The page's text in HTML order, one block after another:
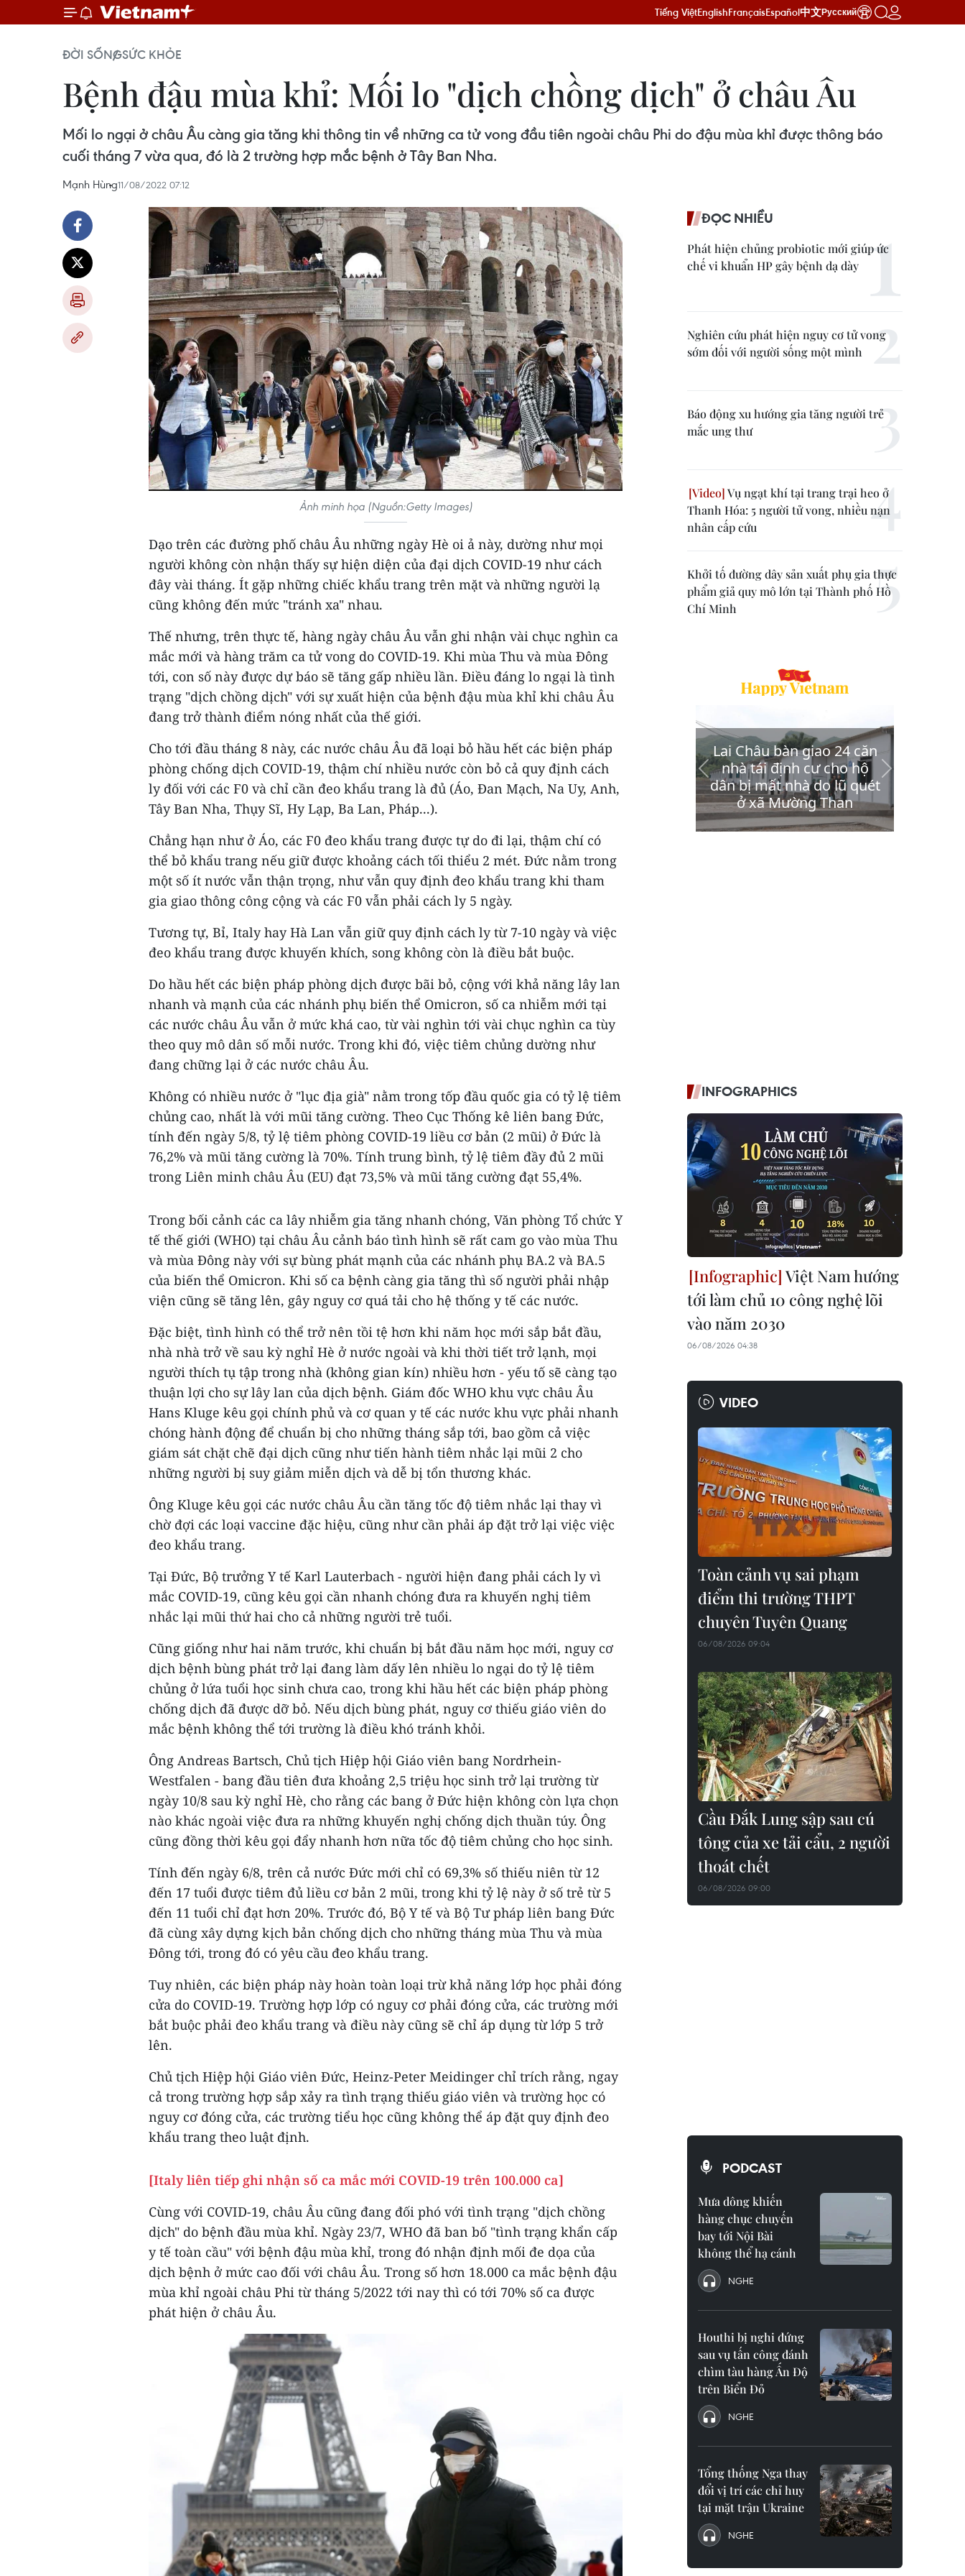
Tiếng ViệtEnglishFrançaisEspañol中文Русский
ĐỜI SỐNGSỨC KHỎE
Bệnh đậu mùa khỉ: Mối lo "dịch chồng dịch" ở châu Âu
Mối lo ngại ở châu Âu càng gia tăng khi thông tin về những ca tử vong đầu tiên ngoài châu Phi do đậu mùa khỉ được thông báo
cuối tháng 7 vừa qua, đó là 2 trường hợp mắc bệnh ở Tây Ban Nha.
Mạnh Hùng11/08/2022 07:12
Ảnh minh họa (Nguồn:Getty Images)
Dạo trên các đường phố châu Âu những ngày Hè oi ả này, dường như mọi
người không còn nhận thấy sự hiện diện của đại dịch COVID-19 như cách
đây vài tháng. Ít gặp những chiếc khẩu trang trên mặt và những người lạ
cũng không đến mức "tránh xa" nhau.
Thế nhưng, trên thực tế, hàng ngày châu Âu vẫn ghi nhận vài chục nghìn ca
mắc mới và hàng trăm ca tử vong do COVID-19. Khi mùa Thu và mùa Đông
tới, con số này được dự báo sẽ tăng gấp nhiều lần. Điều đáng lo ngại là tình
trạng "dịch chồng dịch" với sự xuất hiện của bệnh đậu mùa khỉ khi châu Âu
đang trở thành điểm nóng nhất của thế giới.
Cho tới đầu tháng 8 này, các nước châu Âu đã loại bỏ hầu hết các biện pháp
phòng chống dịch COVID-19, thậm chí nhiều nước còn bỏ cả quy định cách
ly đối với các F0 và chỉ cần đeo khẩu trang là đủ (Áo, Đan Mạch, Na Uy, Anh,
Tây Ban Nha, Thụy Sĩ, Hy Lạp, Ba Lan, Pháp...).
Chẳng hạn như ở Áo, các F0 đeo khẩu trang được tự do đi lại, thậm chí có
thể bỏ khẩu trang nếu giữ được khoảng cách tối thiểu 2 mét. Đức nằm trong
một số ít nước vẫn thận trọng, như vẫn quy định đeo khẩu trang khi tham
gia giao thông công cộng và các F0 vẫn phải cách ly 5 ngày.
Tương tự, Bỉ, Italy hay Hà Lan vẫn giữ quy định cách ly từ 7-10 ngày và việc
đeo khẩu trang được khuyến khích, song không còn là điều bắt buộc.
Do hầu hết các biện pháp phòng dịch được bãi bỏ, cộng với khả năng lây lan
nhanh và mạnh của các nhánh phụ biến thể Omicron, số ca nhiễm mới tại
các nước châu Âu vẫn ở mức khá cao, từ vài nghìn tới vài chục nghìn ca tùy
theo quy mô dân số mỗi nước. Trong khi đó, việc tiêm chủng dường như
đang chững lại ở các nước châu Âu.
Không có nhiều nước ở "lục địa già" nằm trong tốp đầu quốc gia có tỷ lệ tiêm
chủng cao, nhất là với mũi tăng cường. Theo Cục Thống kê liên bang Đức,
tính đến ngày 5/8, tỷ lệ tiêm phòng COVID-19 liều cơ bản (2 mũi) ở Đức là
76,2% và mũi tăng cường là 70%. Tính trung bình, tỷ lệ tiêm đầy đủ 2 mũi
trong Liên minh châu Âu (EU) đạt 73,5% và mũi tăng cường đạt 55,4%.
Trong bối cảnh các ca lây nhiễm gia tăng nhanh chóng, Văn phòng Tổ chức Y
tế thế giới (WHO) tại châu Âu cảnh báo tình hình sẽ rất cam go vào mùa Thu
và mùa Đông này với sự bùng phát mạnh của các nhánh phụ BA.2 và BA.5
của biến thể Omicron. Khi số ca bệnh càng gia tăng thì số người phải nhập
viện cũng sẽ tăng lên, gây nguy cơ quá tải cho hệ thống y tế các nước.
Đặc biệt, tình hình có thể trở nên tồi tệ hơn khi năm học mới sắp bắt đầu,
nhà nhà trở về sau kỳ nghỉ Hè ở nước ngoài và khi thời tiết trở lạnh, mọi
người thích tụ tập trong nhà (không gian kín) nhiều hơn - yếu tố sẽ càng tạo
thuận lợi cho sự lây lan của dịch bệnh. Giám đốc WHO khu vực châu Âu
Hans Kluge kêu gọi chính phủ và cơ quan y tế các nước khu vực phải nhanh
chóng hành động để chuẩn bị cho những tháng sắp tới, bao gồm cả việc
giám sát chặt chẽ đại dịch cũng như tiến hành tiêm nhắc lại mũi 2 cho
những người bị suy giảm miễn dịch và dễ bị tổn thương khác.
Ông Kluge kêu gọi các nước châu Âu cần tăng tốc độ tiêm nhắc lại thay vì
chờ đợi các loại vaccine đặc hiệu, cũng như cần phải áp đặt trở lại việc việc
đeo khẩu trang.
Tại Đức, Bộ trưởng Y tế Karl Lauterbach - người hiện đang phải cách ly vì
mắc COVID-19, cũng kêu gọi cần nhanh chóng đưa ra khuyến nghị tiêm
nhắc lại mũi thứ hai cho cả những người trẻ tuổi.
Cũng giống như hai năm trước, khi chuẩn bị bắt đầu năm học mới, nguy cơ
dịch bệnh bùng phát trở lại đang làm dấy lên nhiều lo ngại do tỷ lệ tiêm
chủng ở lứa tuổi học sinh chưa cao, trong khi hầu hết các biện pháp phòng
chống dịch đã được dỡ bỏ. Nếu dịch bùng phát, nguy cơ thiếu giáo viên do
mắc bệnh không thể tới trường là điều khó tránh khỏi.
Ông Andreas Bartsch, Chủ tịch Hiệp hội Giáo viên bang Nordrhein-
Westfalen - bang đầu tiên đưa khoảng 2,5 triệu học sinh trở lại trường từ
ngày 10/8 sau kỳ nghỉ Hè, cho rằng các bang ở Đức hiện không còn lựa chọn
nào khác ngoài việc đưa ra những khuyến nghị chống dịch thuần túy. Ông
cũng đồng thời kêu gọi đẩy nhanh hơn nữa tốc độ tiêm chủng cho học sinh.
Tính đến ngày 6/8, trên cả nước Đức mới chỉ có 69,3% số thiếu niên từ 12
đến 17 tuổi được tiêm đủ liều cơ bản 2 mũi, trong khi tỷ lệ này ở số trẻ từ 5
đến 11 tuổi chỉ đạt hơn 20%. Trước đó, Bộ Y tế và Bộ Tư pháp liên bang Đức
đã cùng xây dựng kịch bản chống dịch cho những tháng mùa Thu và mùa
Đông tới, trong đó có yêu cầu đeo khẩu trang.
Tuy nhiên, các biện pháp này hoàn toàn loại trừ khả năng lớp học phải đóng
cửa do COVID-19. Trường hợp lớp có nguy cơ phải đóng cửa, các trường mới
bắt buộc phải đeo khẩu trang và điều này cũng sẽ chỉ áp dụng từ lớp 5 trở
lên.
Chủ tịch Hiệp hội Giáo viên Đức, Heinz-Peter Meidinger chỉ trích rằng, ngay
cả trong trường hợp sắp xảy ra tình trạng thiếu giáo viên và trường học có
nguy cơ đóng cửa, các trường tiểu học cũng không thể áp đặt quy định đeo
khẩu trang theo luật định.
[Italy liên tiếp ghi nhận số ca mắc mới COVID-19 trên 100.000 ca]
Cùng với COVID-19, châu Âu cũng đang đối phó với tình trạng "dịch chồng
dịch" do bệnh đầu mùa khỉ. Ngày 23/7, WHO đã ban bố "tình trạng khẩn cấp
y tế toàn cầu" với bệnh đậu mùa khỉ, trong đó nhận định mối đe dọa của
dịch bệnh ở mức cao đối với châu Âu. Trong số hơn 18.000 ca mắc bệnh đậu
mùa khỉ ngoài châu Phi từ tháng 5/2022 tới nay thì có tới 70% số ca được
phát hiện ở châu Âu.
ĐỌC NHIỀU
Phát hiện chủng probiotic mới giúp ức
chế vi khuẩn HP gây bệnh dạ dày
Nghiên cứu phát hiện nguy cơ tử vong
sớm đối với người sống một mình
Báo động xu hướng gia tăng người trẻ
mắc ung thư
Vụ ngạt khí tại trang trại heo ở
Thanh Hóa: 5 người tử vong, nhiều nạn
nhân cấp cứu
Khởi tố đường dây sản xuất phụ gia thực
phẩm giả quy mô lớn tại Thành phố Hồ
Chí Minh
INFOGRAPHICS
Việt Nam hướng
tới làm chủ 10 công nghệ lõi
vào năm 2030
06/08/2026 04:38
VIDEO
Toàn cảnh vụ sai phạm
điểm thi trường THPT
chuyên Tuyên Quang
06/08/2026 09:04
Cầu Đắk Lung sập sau cú
tông của xe tải cẩu, 2 người
thoát chết
06/08/2026 09:00
PODCAST
Mưa dông khiến
hàng chục chuyến
bay tới Nội Bài
không thể hạ cánh
NGHE
Houthi bị nghi đứng
sau vụ tấn công đánh
chìm tàu hàng Ấn Độ
trên Biển Đỏ
NGHE
Tổng thống Nga thay
đổi vị trí các chỉ huy
tại mặt trận Ukraine
NGHE